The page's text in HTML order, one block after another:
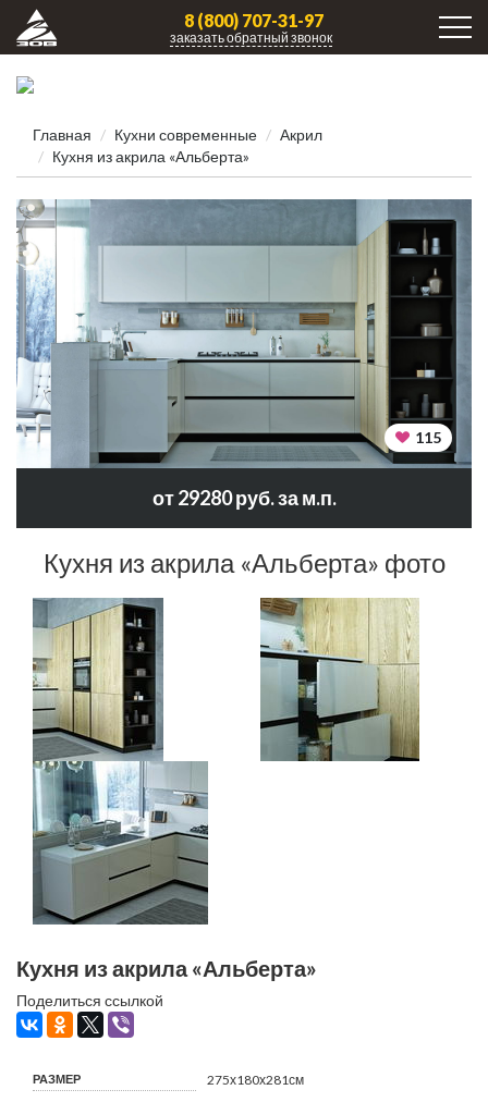
8 (800) 707-31-97
заказать обратный звонок
Главная Кухни современные
Акрил
Кухня из акрила «Альберта»
115
от 29280 руб. за м.п.
Кухня из акрила «Альберта» фото
Кухня из акрила «Альберта»
Поделиться ссылкой
РАЗМЕР 275х180х281см